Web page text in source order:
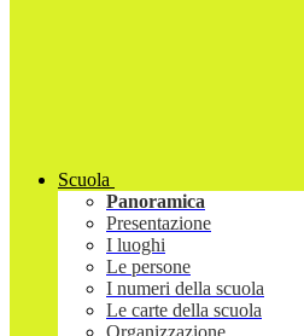
Scuola
Panoramica
Presentazione
I luoghi
Le persone
I numeri della scuola
Le carte della scuola